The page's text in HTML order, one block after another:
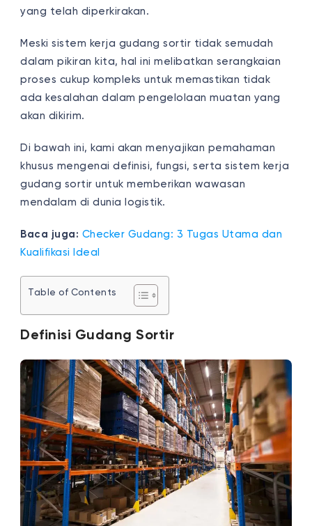
yang telah diperkirakan.
Meski sistem kerja gudang sortir tidak semudah
dalam pikiran kita, hal ini melibatkan serangkaian
proses cukup kompleks untuk memastikan tidak
ada kesalahan dalam pengelolaan muatan yang
akan dikirim.
Di bawah ini, kami akan menyajikan pemahaman
khusus mengenai definisi, fungsi, serta sistem kerja
gudang sortir untuk memberikan wawasan
mendalam di dunia logistik.
Baca juga: Checker Gudang: 3 Tugas Utama dan
Kualifikasi Ideal
Table of Contents
Definisi Gudang Sortir